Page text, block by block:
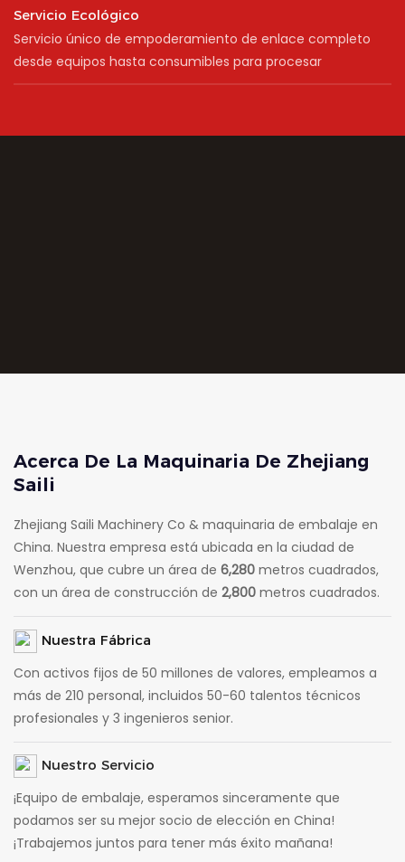
Servicio Ecológico
Servicio único de empoderamiento de enlace completo
desde equipos hasta consumibles para procesar
Acerca De La Maquinaria De Zhejiang
Saili
Zhejiang Saili Machinery Co & maquinaria de embalaje en
China. Nuestra empresa está ubicada en la ciudad de
Wenzhou, que cubre un área de 6,280 metros cuadrados,
con un área de construcción de 2,800 metros cuadrados.
Nuestra Fábrica
Con activos fijos de 50 millones de valores, empleamos a
más de 210 personal, incluidos 50-60 talentos técnicos
profesionales y 3 ingenieros senior.
Nuestro Servicio
¡Equipo de embalaje, esperamos sinceramente que
podamos ser su mejor socio de elección en China!
¡Trabajemos juntos para tener más éxito mañana!